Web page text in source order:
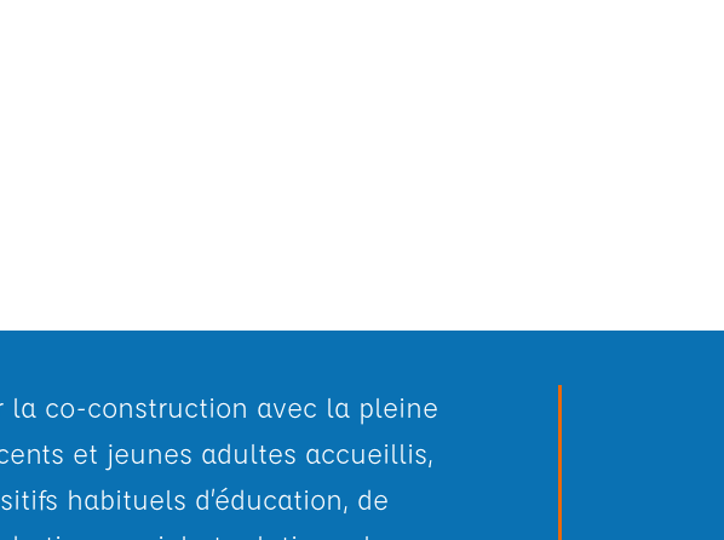
la co-construction avec la pleine
et jeunes adultes accueillis,
habituels d’éducation, de